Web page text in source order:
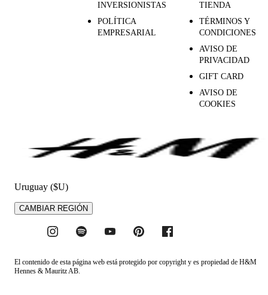
INVERSIONISTAS
POLÍTICA
EMPRESARIAL
TIENDA
TÉRMINOS Y
CONDICIONES
AVISO DE
PRIVACIDAD
GIFT CARD
AVISO DE
COOKIES
Uruguay ($U)
CAMBIAR REGIÓN
El contenido de esta página web está protegido por copyright y es propiedad de H&M
Hennes & Mauritz AB.